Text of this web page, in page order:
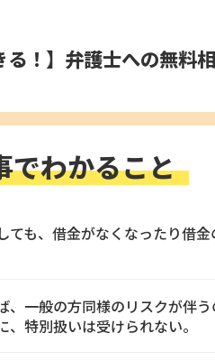
！】弁護士への無料
でわかること
ても、借金がなくなったり借
一般の方同様のリスクが伴う
特別扱いは受けられない。